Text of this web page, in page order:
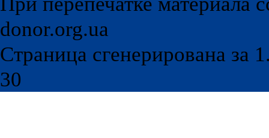
donor.org.ua
Страница сгенерирована за
30